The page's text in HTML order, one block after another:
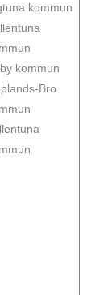
kommun
kommun
Bro